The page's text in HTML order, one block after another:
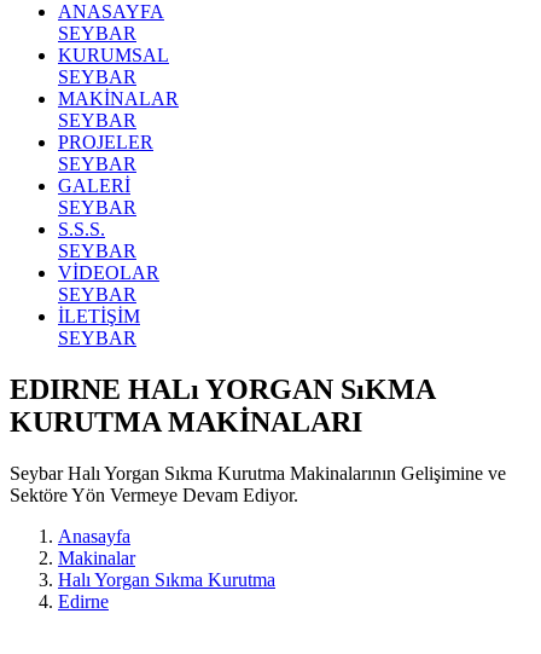
ANASAYFA
SEYBAR
KURUMSAL
SEYBAR
MAKİNALAR
SEYBAR
PROJELER
SEYBAR
GALERİ
SEYBAR
S.S.S.
SEYBAR
VİDEOLAR
SEYBAR
İLETİŞİM
SEYBAR
EDIRNE HALı YORGAN SıKMA
KURUTMA MAKİNALARI
Seybar Halı Yorgan Sıkma Kurutma Makinalarının Gelişimine ve
Sektöre Yön Vermeye Devam Ediyor.
Anasayfa
Makinalar
Halı Yorgan Sıkma Kurutma
Edirne